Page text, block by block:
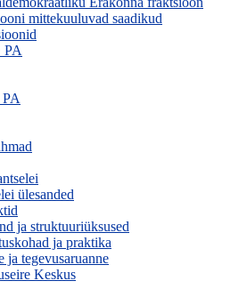
mittekuuluvad saadikud
PA
ülesanded
ja struktuuriüksused
ja praktika
ja tegevusaruanne
Keskus